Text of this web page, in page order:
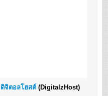
ดิจิตอลโฮสต์ (DigitalzHost)